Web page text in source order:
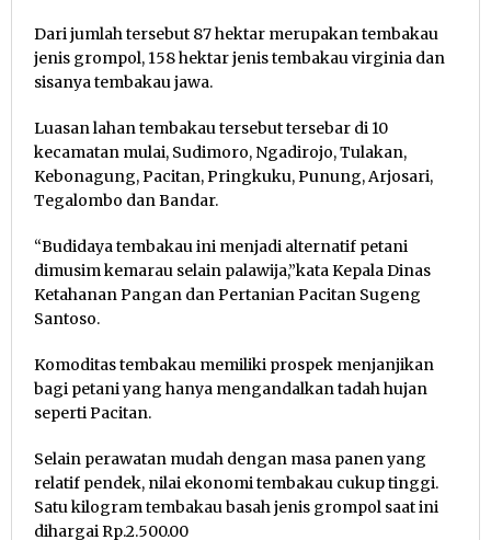
Dari jumlah tersebut 87 hektar merupakan tembakau
jenis grompol, 158 hektar jenis tembakau virginia dan
sisanya tembakau jawa.
Luasan lahan tembakau tersebut tersebar di 10
kecamatan mulai, Sudimoro, Ngadirojo, Tulakan,
Kebonagung, Pacitan, Pringkuku, Punung, Arjosari,
Tegalombo dan Bandar.
“Budidaya tembakau ini menjadi alternatif petani
dimusim kemarau selain palawija,”kata Kepala Dinas
Ketahanan Pangan dan Pertanian Pacitan Sugeng
Santoso.
Komoditas tembakau memiliki prospek menjanjikan
bagi petani yang hanya mengandalkan tadah hujan
seperti Pacitan.
Selain perawatan mudah dengan masa panen yang
relatif pendek, nilai ekonomi tembakau cukup tinggi.
Satu kilogram tembakau basah jenis grompol saat ini
dihargai Rp.2.500.00